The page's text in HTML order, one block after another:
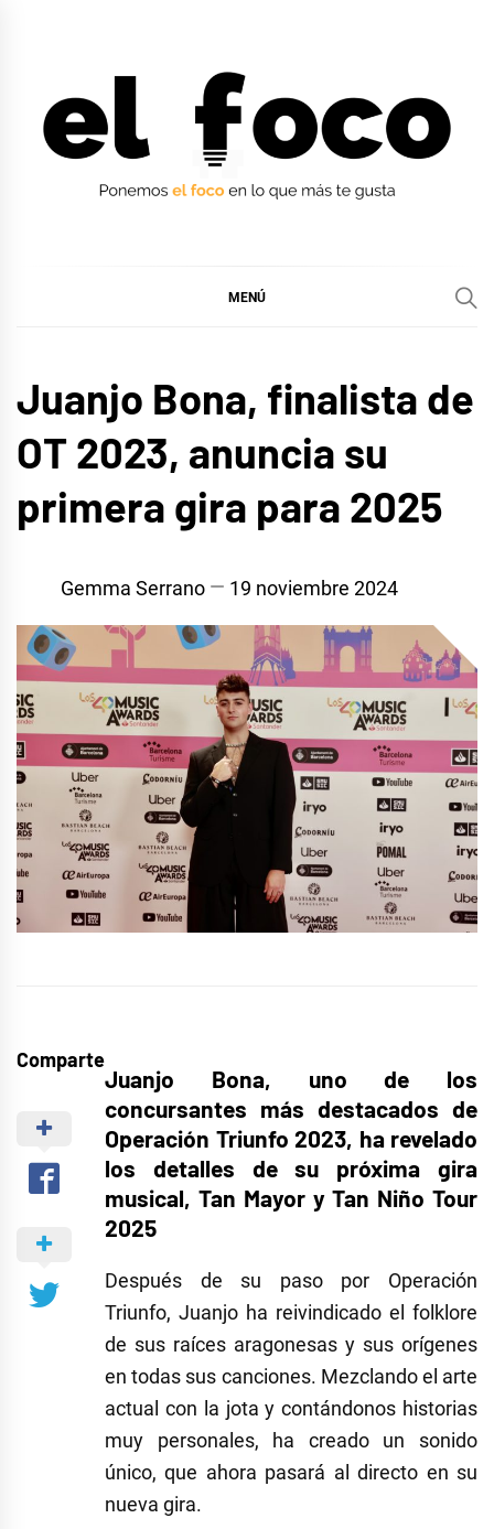
MENÚ
Juanjo Bona, finalista de
OT 2023, anuncia su
primera gira para 2025
Gemma Serrano 19 noviembre 2024
Comparte
Juanjo Bona, uno de los
concursantes más destacados de
Operación Triunfo 2023, ha revelado
los detalles de su próxima gira
musical, Tan Mayor y Tan Niño Tour
2025
Después de su paso por Operación
Triunfo, Juanjo ha reivindicado el folklore
de sus raíces aragonesas y sus orígenes
en todas sus canciones. Mezclando el arte
actual con la jota y contándonos historias
muy personales, ha creado un sonido
único, que ahora pasará al directo en su
nueva gira.